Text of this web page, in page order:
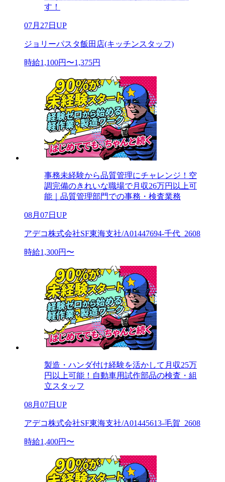
す！
07月27日UP
ジョリーパスタ飯田店(キッチンスタッフ)
時給1,100円〜1,375円
事務未経験から品質管理にチャレンジ！空
調完備のきれいな職場で月収26万円以上可
能｜品質管理部門での事務・検査業務
08月07日UP
アデコ株式会社SF東海支社/A01447694-千代_2608
時給1,300円〜
製造・ハンダ付け経験を活かして月収25万
円以上可能！自動車用試作部品の検査・組
立スタッフ
08月07日UP
アデコ株式会社SF東海支社/A01445613-毛賀_2608
時給1,400円〜